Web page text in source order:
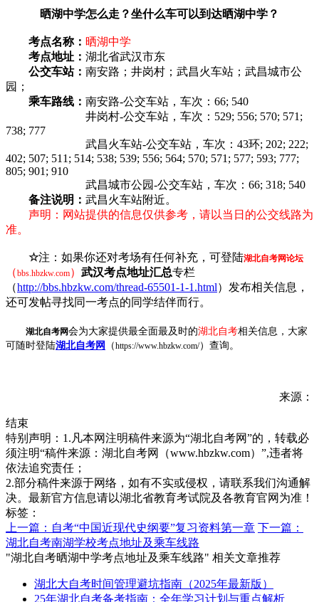
晒湖中学怎么走？坐什么车可以到达晒湖中学？
考点名称： 晒湖中学
考点地址： 湖北省武汉市东
公交车站： 南安路；井岗村；武昌火车站；武昌城市公
园；
乘车路线： 南安路-公交车站，车次：66; 540
井岗村-公交车站，车次：529; 556; 570; 571;
738; 777
武昌火车站-公交车站，车次：43环; 202; 222;
402; 507; 511; 514; 538; 539; 556; 564; 570; 571; 577; 593; 777;
805; 901; 910
武昌城市公园-公交车站，车次：66; 318; 540
备注说明： 武昌火车站附近。
声明：网站提供的信息仅供参考，请以当日的公交线路为
准。
☆注：如果你还对考场有任何补充，可登陆湖北自考网论坛
（bbs.hbzkw.com） 武汉考点地址汇总专栏
（http://bbs.hbzkw.com/thread-65501-1-1.html）发布相关信息，
还可发帖寻找同一考点的同学结伴而行。
湖北自考网会为大家提供最全面最及时的湖北自考相关信息，大家
可随时登陆湖北自考网 （https://www.hbzkw.com/）查询。
来源：
结束
特别声明：1.凡本网注明稿件来源为“湖北自考网”的，转载必
须注明“稿件来源：湖北自考网（www.hbzkw.com）”,违者将
依法追究责任；
2.部分稿件来源于网络，如有不实或侵权，请联系我们沟通解
决。最新官方信息请以湖北省教育考试院及各教育官网为准！
标签：
上一篇：自考“中国近现代史纲要”复习资料第一章 下一篇：
湖北自考南湖学校考点地址及乘车线路
"湖北自考晒湖中学考点地址及乘车线路" 相关文章推荐
湖北大自考时间管理避坑指南（2025年最新版）
25年湖北自考备考指南：全年学习计划与重点解析